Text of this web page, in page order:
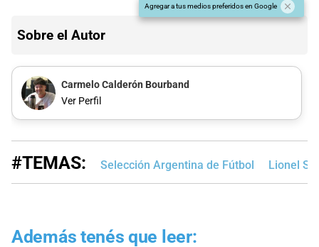
Agregar a tus medios preferidos en Google
Sobre el Autor
Carmelo Calderón Bourband
Ver Perfil
#TEMAS: Selección Argentina de Fútbol Lionel
Además tenés que leer: